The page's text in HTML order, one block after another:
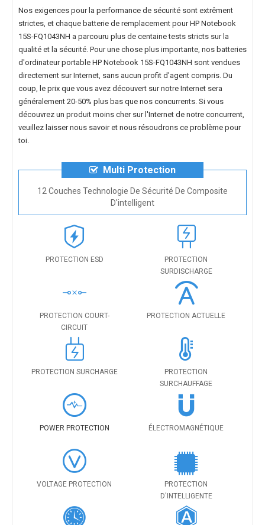
Nos exigences pour la performance de sécurité sont extrêment
strictes, et chaque batterie de remplacement pour HP Notebook
15S-FQ1043NH a parcouru plus de centaine tests stricts sur la
qualité et la sécurité. Pour une chose plus importante, nos batteries
d'ordinateur portable HP Notebook 15S-FQ1043NH sont vendues
directement sur Internet, sans aucun profit d'agent compris. Du
coup, le prix que vous avez découvert sur notre Internet sera
généralement 20-50% plus bas que nos concurrents. Si vous
découvrez un produit moins cher sur l'Internet de notre concurrent,
veuillez laisser nous savoir et nous résoudrons ce problème pour
toi.
Multi Protection
12 Couches Technologie De Sécurité De Composite
D'intelligent
PROTECTION ESD
PROTECTION
SURDISCHARGE
PROTECTION COURT-
CIRCUIT
PROTECTION ACTUELLE
PROTECTION SURCHARGE
PROTECTION
SURCHAUFFAGE
POWER PROTECTION ÉLECTROMAGNÉTIQUE
VOLTAGE PROTECTION
PROTECTION
D'INTELLIGENTE